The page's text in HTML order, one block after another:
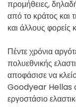
προμήθειες,
από το κράτος και
και άλλους φορείς
Πέντε χρόνια
πολυεθνικής
αποφάσισε να
Goodyear Hellas
εργοστάσιο